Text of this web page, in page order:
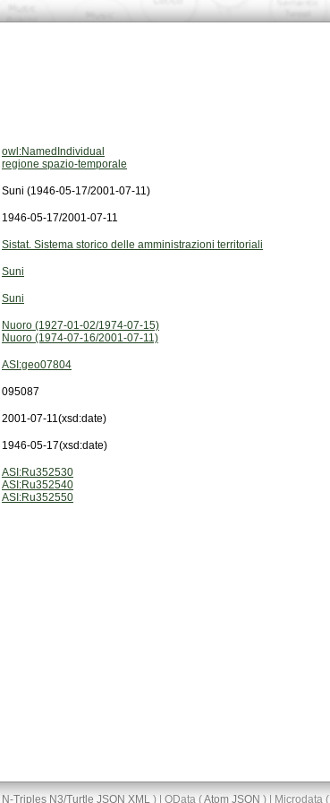
owl:NamedIndividual
regione spazio-temporale
Suni (1946-05-17/2001-07-11)
1946-05-17/2001-07-11
Sistat. Sistema storico delle amministrazioni territoriali
Suni
Suni
Nuoro (1927-01-02/1974-07-15)
Nuoro (1974-07-16/2001-07-11)
ASI:geo07804
095087
2001-07-11(xsd:date)
1946-05-17(xsd:date)
ASI:Ru352530
ASI:Ru352540
ASI:Ru352550
N-Triples N3/Turtle JSON XML) | OData (Atom JSON ) | Microdata (